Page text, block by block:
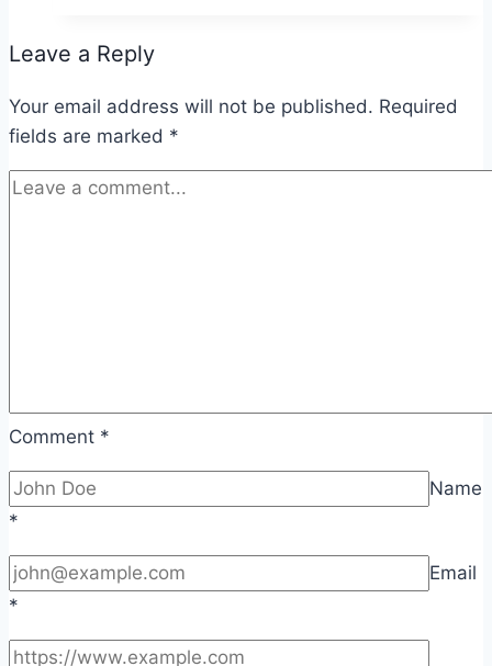
Leave a Reply
Your email address will not be published. Required
fields are marked *
Comment *
Name
*
Email
*